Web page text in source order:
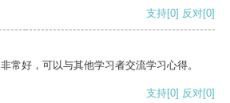
支持[0] 反对[0]
常好，可以与其他学习者交流学习心得。
支持[0] 反对[0]